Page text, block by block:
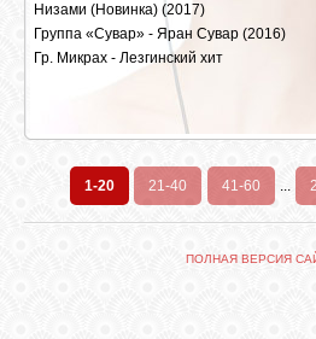
О САЙТЕ
1813 |
6296 | 128 kbps, 3.48 Mb
Низами (Новинка) (2017)
870 |
3258 | 128 kbps, 3.33 Mb
Группа «Сувар» - Яран Сувар (2016)
975 |
5120 | 320 kbps, 11.18 Mb
Гр. Микрах - Лезгинский хит
6892 | 192 kbps, 2.36 Mb
1-20 21-40 41-60 ...
ПОЛНАЯ ВЕРСИЯ